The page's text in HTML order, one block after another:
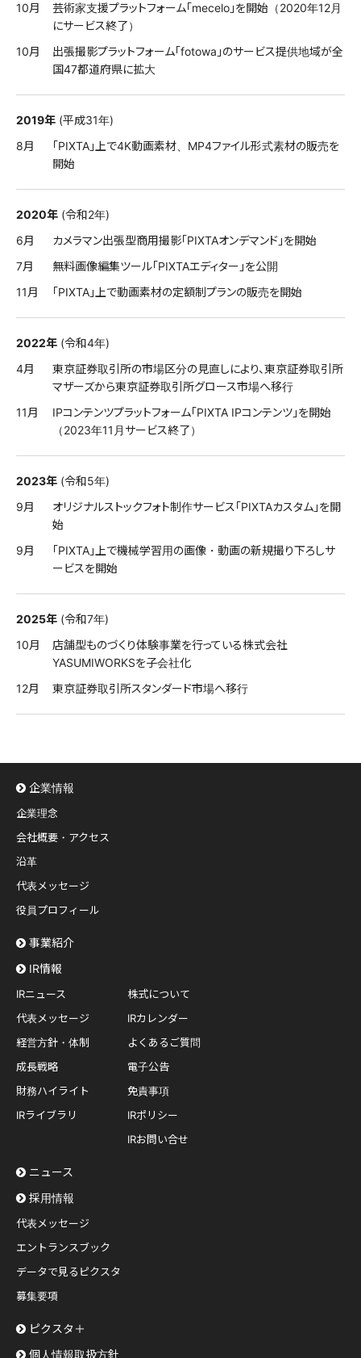
10月
芸術家支援プラットフォーム「mecelo」を開始（2020年12月
にサービス終了）
10月
出張撮影プラットフォーム「fotowa」のサービス提供地域が全
国47都道府県に拡大
2019年 (平成31年)
8月
「PIXTA」上で4K動画素材、MP4ファイル形式素材の販売を
開始
2020年 (令和2年)
6月
カメラマン出張型商用撮影「PIXTAオンデマンド」を開始
7月
無料画像編集ツール「PIXTAエディター」を公開
11月
「PIXTA」上で動画素材の定額制プランの販売を開始
2022年 (令和4年)
4月
東京証券取引所の市場区分の見直しにより、東京証券取引所
マザーズから東京証券取引所グロース市場へ移行
11月
IPコンテンツプラットフォーム「PIXTA IPコンテンツ」を開始
（2023年11月サービス終了）
2023年 (令和5年)
9月
オリジナルストックフォト制作サービス「PIXTAカスタム」を開
始
9月
「PIXTA」上で機械学習用の画像・動画の新規撮り下ろしサ
ービスを開始
2025年 (令和7年)
10月
店舗型ものづくり体験事業を行っている株式会社
YASUMIWORKSを子会社化
12月
東京証券取引所スタンダード市場へ移行
企業情報
企業理念
会社概要・アクセス
沿革
代表メッセージ
役員プロフィール
事業紹介
IR情報
IRニュース
代表メッセージ
経営方針・体制
成長戦略
財務ハイライト
IRライブラリ
株式について
IRカレンダー
よくあるご質問
電子公告
免責事項
IRポリシー
IRお問い合せ
ニュース
採用情報
代表メッセージ
エントランスブック
データで見るピクスタ
募集要項
ピクスタ＋
個人情報取扱方針